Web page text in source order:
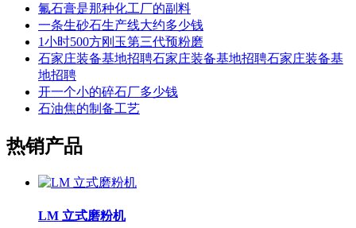
氟石膏是那种化工厂的副料
一条生砂石生产线大约多少钱
1小时500方刚玉第三代预粉磨
石家庄装备基地招聘石家庄装备基地招聘石家庄装备基
地招聘
开一个小的碎石厂多少钱
石油焦的制备工艺
热销产品
LM 立式磨粉机